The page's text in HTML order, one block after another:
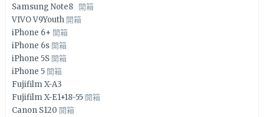
Samsung Note8 開箱
VIVO V9Youth 開箱
iPhone 6+ 開箱
iPhone 6s 開箱
iPhone 5S 開箱
iPhone 5 開箱
Fujifilm X-A3
Fujifilm X-E1+18-55 開箱
Canon S120 開箱